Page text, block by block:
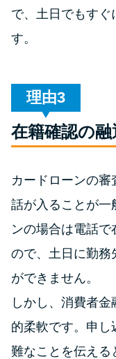
で、土日でもすぐ
す。
理由
在籍確認の
カードローンの
話が入ることが一
ンの場合は電話
ので、土日に勤務
ができません。
しかし、消費者
的柔軟です。申し
難なことを伝える